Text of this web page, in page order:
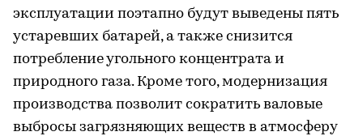
эксплуатации поэтапно будут выведены пять
устаревших батарей, а также снизится
потребление угольного концентрата и
природного газа. Кроме того, модернизация
производства позволит сократить валовые
выбросы загрязняющих веществ в атмосферу